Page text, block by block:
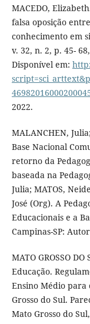
MACEDO,
falsa oposição
conhecimento em
v. 32, n. 2, p. 45-
Disponível em:
2022.
MALANCHEN,
Base Nacional
retorno da
baseada na
Julia; MATOS,
José (Org). A
Educacionais e a
Campinas-SP:
MATO GROSSO
Educação.
Ensino Médio para
Grosso do Sul.
Mato Grosso do